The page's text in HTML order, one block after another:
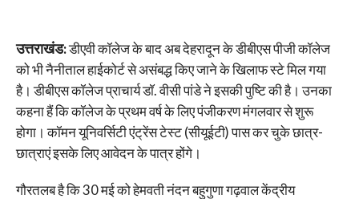
उत्तराखंड:डीएवी कॉलेज के बाद अब देहरादून के डीबीएस पीजी कॉलेज
को भी नैनीताल हाईकोर्ट से असंबद्ध किए जाने के खिलाफ स्टे मिल गया
है। डीबीएस कॉलेज प्राचार्य डाॅ. वीसी पांडे ने इसकी पुष्टि की है। उनका
कहना हैं कि कॉलेज के प्रथम वर्ष के लिए पंजीकरण मंगलवार से शुरू
होगा। कॉमन यूनिवर्सिटी एंट्रेंस टेस्ट (सीयूईटी) पास कर चुके छात्र-
छात्राएं इसके लिए आवेदन के पात्र होंगे।
गौरतलब है कि 30 मई को हेमवती नंदन बहुगुणा गढ़वाल केंद्रीय